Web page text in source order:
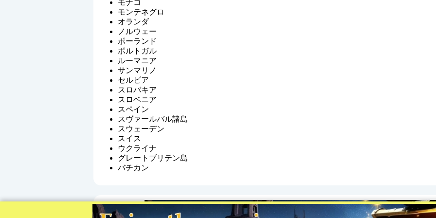
モナコ
モンテネグロ
オランダ
ノルウェー
ポーランド
ポルトガル
ルーマニア
サンマリノ
セルビア
スロバキア
スロベニア
スペイン
スヴァールバル諸島
スウェーデン
スイス
ウクライナ
グレートブリテン島
バチカン